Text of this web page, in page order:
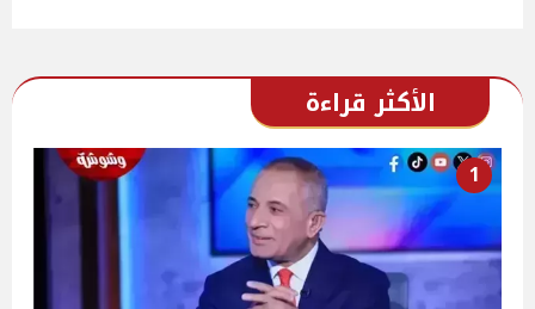
الأكثر قراءة
1